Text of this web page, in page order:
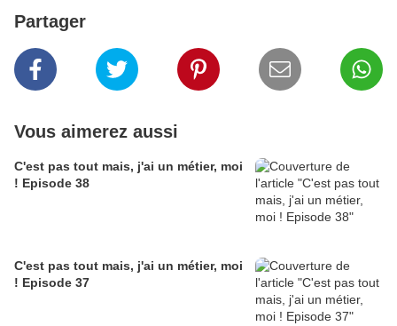
Partager
Vous aimerez aussi
C'est pas tout mais, j'ai un métier, moi
! Episode 38
C'est pas tout mais, j'ai un métier, moi
! Episode 37